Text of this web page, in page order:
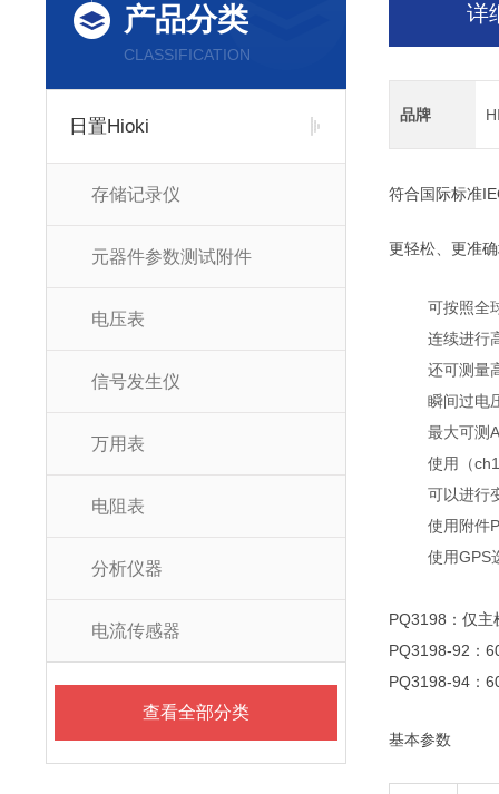
产品分类
CLASSIFICATION
日置Hioki
存储记录仪
元器件参数测试附件
电压表
信号发生仪
万用表
电阻表
分析仪器
电流传感器
查看全部分类
详
品牌
符合国际标准
更轻松、更准
可按照全
连续进行
还可测量
瞬间过电
最大可测
使用（
可以进行
使用附件
使用GPS
PQ3198：仅主
PQ3198-92：
PQ3198-94：
基本参数